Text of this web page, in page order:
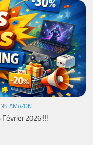
AMAZON
Février 2026 !!!